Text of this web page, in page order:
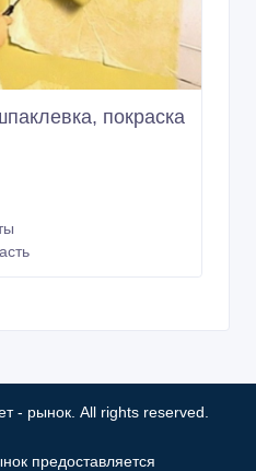
покраска
- рынок. All rights reserved.
предоставляется